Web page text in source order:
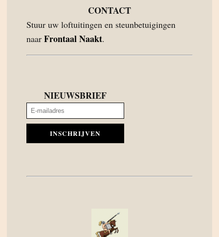
CONTACT
Stuur uw loftuitingen en steunbetuigingen
naar Frontaal Naakt.
NIEUWSBRIEF
INSCHRIJVEN